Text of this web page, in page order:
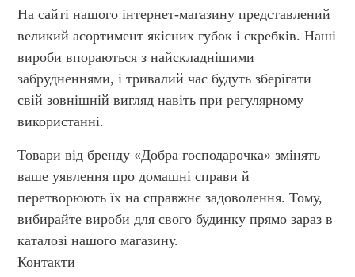
На сайті нашого інтернет-магазину представлений
великий асортимент якісних губок і скребків. Наші
вироби впораються з найскладнішими
забрудненнями, і тривалий час будуть зберігати
свій зовнішній вигляд навіть при регулярному
використанні.
Товари від бренду «Добра господарочка» змінять
ваше уявлення про домашні справи й
перетворюють їх на справжнє задоволення. Тому,
вибирайте вироби для свого будинку прямо зараз в
каталозі нашого магазину.
Контакти